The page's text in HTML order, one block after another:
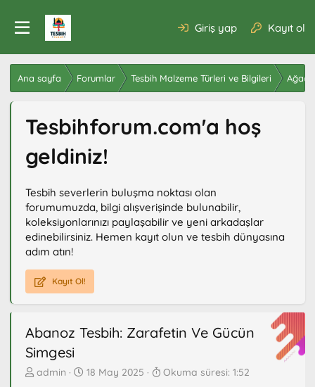
Giriş yap Kayıt ol
Ana sayfa Forumlar Tesbih Malzeme Türleri ve Bilgileri Ağaç
Tesbihforum.com'a hoş
geldiniz!
Tesbih severlerin buluşma noktası olan
forumumuzda, bilgi alışverişinde bulunabilir,
koleksiyonlarınızı paylaşabilir ve yeni arkadaşlar
edinebilirsiniz. Hemen kayıt olun ve tesbih dünyasına
adım atın!
Kayıt Ol!
Abanoz Tesbih: Zarafetin Ve Gücün
Simgesi
K
admin
B
18 May 2025 Okuma süresi: 1:52